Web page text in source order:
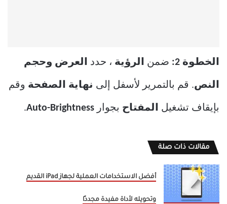
الخطوة 2: ضمن الرؤية ، حدد العرض وحجم
النص. قم بالتمرير لأسفل إلى نهاية الصفحة وقم
بإيقاف تشغيل المفتاح بجوار Auto-Brightness
.
مقالات ذات صلة
أفضل الاستخدامات العملية لجهاز iPad القديم
وتحويله لأداة مفيدة مجددًا